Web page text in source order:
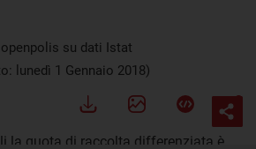
su dati Istat
lunedì 1 Gennaio 2018)
la quota di raccolta differenziata è